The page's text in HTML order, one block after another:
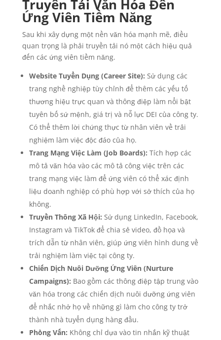
Truyền Tải Văn Hóa Đến
Ứng Viên Tiềm Năng
Sau khi xây dựng một nền văn hóa mạnh mẽ, điều
quan trọng là phải truyền tải nó một cách hiệu quả
đến các ứng viên tiềm năng.
Website Tuyển Dụng (Career Site): Sử dụng các
trang nghề nghiệp tùy chỉnh để thêm các yếu tố
thương hiệu trực quan và thông điệp làm nổi bật
tuyên bố sứ mệnh, giá trị và nỗ lực DEI của công ty.
Có thể thêm lời chứng thực từ nhân viên về trải
nghiệm làm việc độc đáo của họ.
Trang Mạng Việc Làm (Job Boards): Tích hợp các
mô tả văn hóa vào các mô tả công việc trên các
trang mạng việc làm để ứng viên có thể xác định
liệu doanh nghiệp có phù hợp với sở thích của họ
không.
Truyền Thông Xã Hội: Sử dụng LinkedIn, Facebook,
Instagram và TikTok để chia sẻ video, đồ họa và
trích dẫn từ nhân viên, giúp ứng viên hình dung về
trải nghiệm làm việc tại công ty.
Chiến Dịch Nuôi Dưỡng Ứng Viên (Nurture
Campaigns): Bao gồm các thông điệp tập trung vào
văn hóa trong các chiến dịch nuôi dưỡng ứng viên
để nhắc nhở họ về những gì làm cho công ty trở
thành nhà tuyển dụng hàng đầu.
Phỏng Vấn: Không chỉ dựa vào tin nhắn kỹ thuật